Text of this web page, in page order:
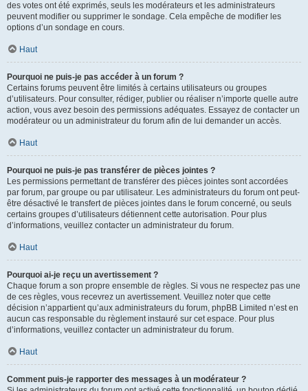
des votes ont été exprimés, seuls les modérateurs et les administrateurs
peuvent modifier ou supprimer le sondage. Cela empêche de modifier les
options d’un sondage en cours.
Haut
Pourquoi ne puis-je pas accéder à un forum ?
Certains forums peuvent être limités à certains utilisateurs ou groupes
d’utilisateurs. Pour consulter, rédiger, publier ou réaliser n’importe quelle autre
action, vous avez besoin des permissions adéquates. Essayez de contacter un
modérateur ou un administrateur du forum afin de lui demander un accès.
Haut
Pourquoi ne puis-je pas transférer de pièces jointes ?
Les permissions permettant de transférer des pièces jointes sont accordées
par forum, par groupe ou par utilisateur. Les administrateurs du forum ont peut-
être désactivé le transfert de pièces jointes dans le forum concerné, ou seuls
certains groupes d’utilisateurs détiennent cette autorisation. Pour plus
d’informations, veuillez contacter un administrateur du forum.
Haut
Pourquoi ai-je reçu un avertissement ?
Chaque forum a son propre ensemble de règles. Si vous ne respectez pas une
de ces règles, vous recevrez un avertissement. Veuillez noter que cette
décision n’appartient qu’aux administrateurs du forum, phpBB Limited n’est en
aucun cas responsable du règlement instauré sur cet espace. Pour plus
d’informations, veuillez contacter un administrateur du forum.
Haut
Comment puis-je rapporter des messages à un modérateur ?